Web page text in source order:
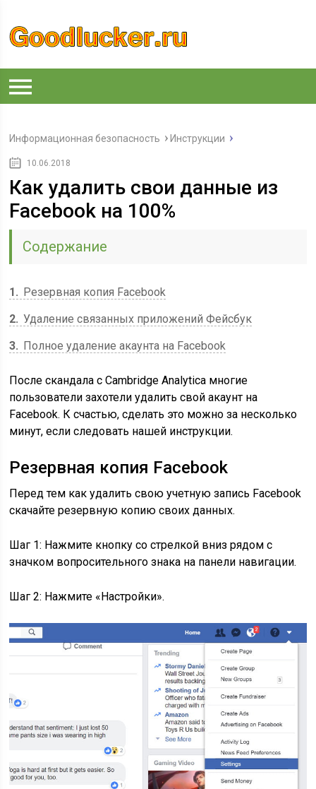
Информационная безопасность Инструкции
10.06.2018
Как удалить свои данные из
Facebook на 100%
Содержание
1
Резервная копия Facebook
2 Удаление связанных приложений Фейсбук
3
Полное удаление акаунта на Facebook
После скандала с Cambridge Analytica многие
пользователи захотели удалить свой акаунт на
Facebook. К счастью, сделать это можно за несколько
минут, если следовать нашей инструкции.
Резервная копия Facebook
Перед тем как удалить свою учетную запись Facebook
скачайте резервную копию своих данных.
Шаг 1: Нажмите кнопку со стрелкой вниз рядом с
значком вопросительного знака на панели навигации.
Шаг 2: Нажмите «Настройки».